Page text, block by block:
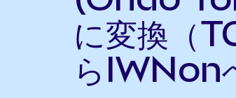
に変換（
らIWNon